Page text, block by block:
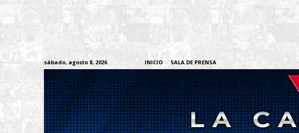
sábado, agosto 8, 2026 INICIO SALA DE PRENSA